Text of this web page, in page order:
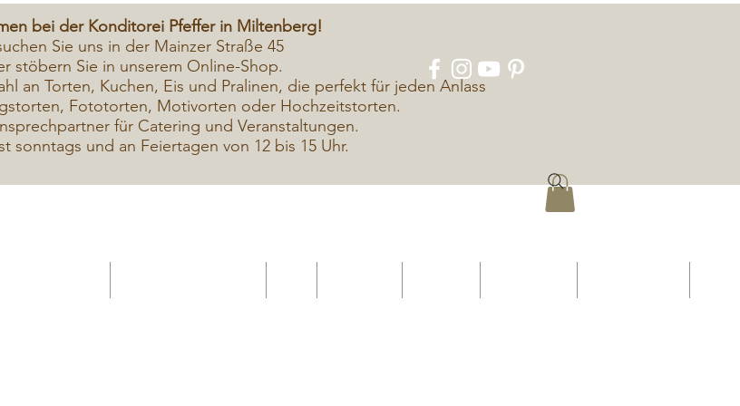
bei der Konditorei Pfeffer in Miltenberg!
Sie uns in der Mainzer Straße 45
stöbern Sie in unserem Online-Shop.
an Torten, Kuchen, Eis und Pralinen, die perfekt für jeden Anlass
Fototorten, Motivorten oder Hochzeitstorten.
für Catering und Veranstaltungen.
sonntags und an Feiertagen von 12 bis 15 Uhr.